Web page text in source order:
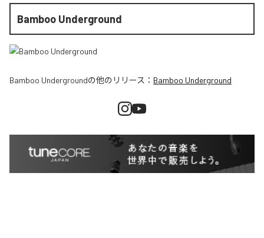
Bamboo Underground
Bamboo Undergroundの他のリリース： Bamboo Underground